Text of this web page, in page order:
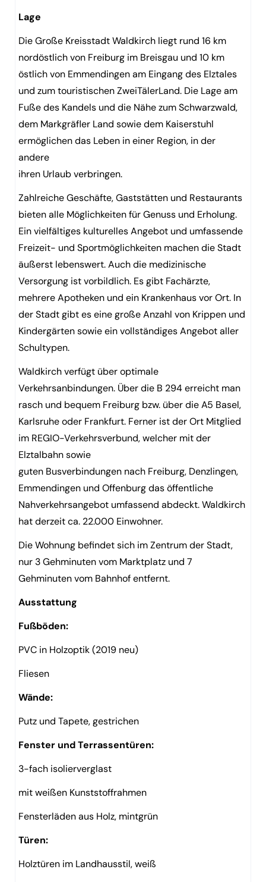
Lage
Die Große Kreisstadt Waldkirch liegt rund 16 km
nordöstlich von Freiburg im Breisgau und 10 km
östlich von Emmendingen am Eingang des Elztales
und zum touristischen ZweiTälerLand. Die Lage am
Fuße des Kandels und die Nähe zum Schwarzwald,
dem Markgräfler Land sowie dem Kaiserstuhl
ermöglichen das Leben in einer Region, in der
andere
ihren Urlaub verbringen.
Zahlreiche Geschäfte, Gaststätten und Restaurants
bieten alle Möglichkeiten für Genuss und Erholung.
Ein vielfältiges kulturelles Angebot und umfassende
Freizeit- und Sportmöglichkeiten machen die Stadt
äußerst lebenswert. Auch die medizinische
Versorgung ist vorbildlich. Es gibt Fachärzte,
mehrere Apotheken und ein Krankenhaus vor Ort. In
der Stadt gibt es eine große Anzahl von Krippen und
Kindergärten sowie ein vollständiges Angebot aller
Schultypen.
Waldkirch verfügt über optimale
Verkehrsanbindungen. Über die B 294 erreicht man
rasch und bequem Freiburg bzw. über die A5 Basel,
Karlsruhe oder Frankfurt. Ferner ist der Ort Mitglied
im REGIO-Verkehrsverbund, welcher mit der
Elztalbahn sowie
guten Busverbindungen nach Freiburg, Denzlingen,
Emmendingen und Offenburg das öffentliche
Nahverkehrsangebot umfassend abdeckt. Waldkirch
hat derzeit ca. 22.000 Einwohner.
Die Wohnung befindet sich im Zentrum der Stadt,
nur 3 Gehminuten vom Marktplatz und 7
Gehminuten vom Bahnhof entfernt.
Ausstattung
Fußböden:
PVC in Holzoptik (2019 neu)
Fliesen
Wände:
Putz und Tapete, gestrichen
Fenster und Terrassentüren:
3-fach isolierverglast
mit weißen Kunststoffrahmen
Fensterläden aus Holz, mintgrün
Türen:
Holztüren im Landhausstil, weiß